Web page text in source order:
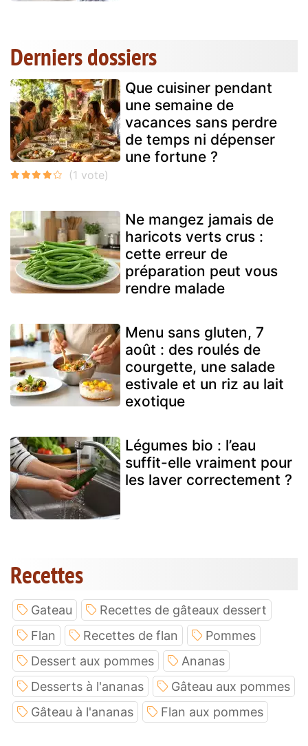
Derniers dossiers
Que cuisiner pendant
une semaine de
vacances sans perdre
de temps ni dépenser
une fortune ?
Ne mangez jamais de
haricots verts crus :
cette erreur de
préparation peut vous
rendre malade
Menu sans gluten, 7
août : des roulés de
courgette, une salade
estivale et un riz au lait
exotique
Légumes bio : l’eau
suffit-elle vraiment pour
les laver correctement ?
Recettes
Gateau
Recettes de gâteaux dessert
Flan
Recettes de flan
Pommes
Dessert aux pommes
Ananas
Desserts à l'ananas
Gâteau aux pommes
Gâteau à l'ananas
Flan aux pommes